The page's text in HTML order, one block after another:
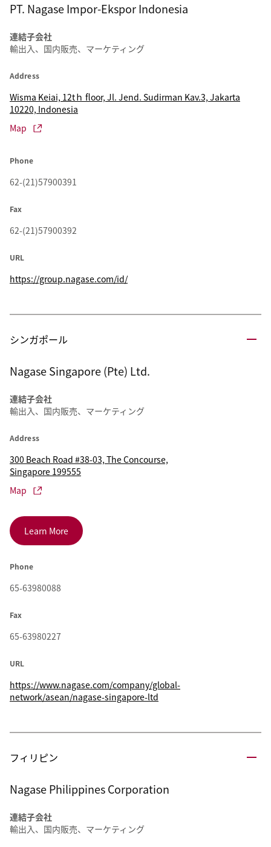
PT. Nagase Impor-Ekspor Indonesia
連結子会社
輸出入、国内販売、マーケティング
Address
Wisma Keiai, 12tｈ floor, Jl. Jend. Sudirman Kav.3, Jakarta
10220, Indonesia
Map
Phone
62-(21)57900391
Fax
62-(21)57900392
URL
https://group.nagase.com/id/
シンガポール
Nagase Singapore (Pte) Ltd.
連結子会社
輸出入、国内販売、マーケティング
Address
300 Beach Road #38-03, The Concourse,
Singapore 199555
Map
Learn More
Phone
65-63980088
Fax
65-63980227
URL
https://www.nagase.com/company/global-
network/asean/nagase-singapore-ltd
フィリピン
Nagase Philippines Corporation
連結子会社
輸出入、国内販売、マーケティング